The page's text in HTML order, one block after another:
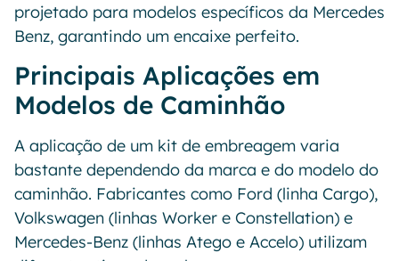
projetado para modelos específicos da Mercedes
Benz, garantindo um encaixe perfeito.
Principais Aplicações em
Modelos de Caminhão
A aplicação de um kit de embreagem varia
bastante dependendo da marca e do modelo do
caminhão. Fabricantes como Ford (linha Cargo),
Volkswagen (linhas Worker e Constellation) e
Mercedes-Benz (linhas Atego e Accelo) utilizam